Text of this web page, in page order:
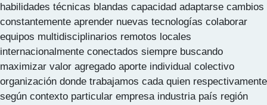
habilidades técnicas blandas capacidad adaptarse cambios
constantemente aprender nuevas tecnologías colaborar
equipos multidisciplinarios remotos locales
internacionalmente conectados siempre buscando
maximizar valor agregado aporte individual colectivo
organización donde trabajamos cada quien respectivamente
según contexto particular empresa industria país región